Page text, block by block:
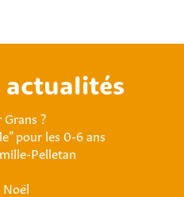
actualités
?
pour les 0-6 ans
Pelletan